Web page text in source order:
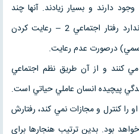
دارند و بسيار زيادند. آنها چند
مشخصه دارند: 1 – قاعده و استاندارد رفتار اجتماعي 2 – رعايت كردن
مي كنند و از آن طريق نظم اجتماعي
پيچيده انسان عاملي حياتي است.
كنترل و مجازات نمي كند، رفتارش
بود. بدين ترتيب هنجارها براي